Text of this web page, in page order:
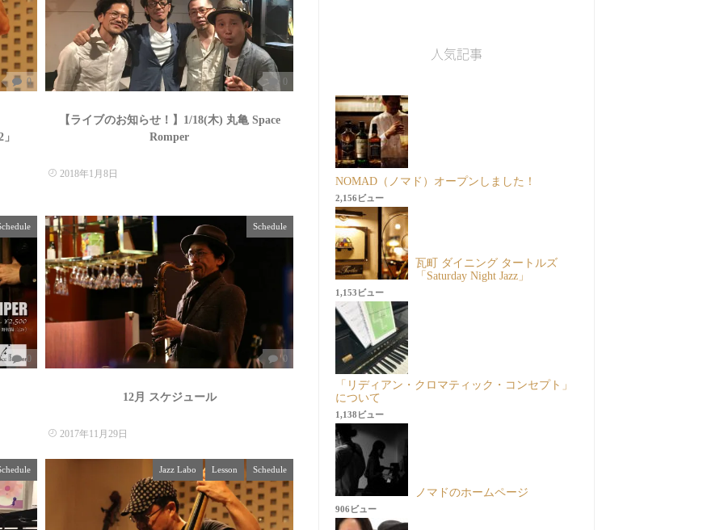
0 0
【ライブのお知らせ！】1/18(木) 丸亀 Space
Romper
2018年1月8日
0
Schedule
0
12月 スケジュール
2017年11月29日
Jazz Labo Lesson Schedule
人気記事
NOMAD（ノマド）オープンしました！
2,156ビュー
瓦町 ダイニング タートルズ
「Saturday Night Jazz」
1,153ビュー
「リディアン・クロマティック・コンセプト」
について
1,138ビュー
ノマドのホームページ
906ビュー